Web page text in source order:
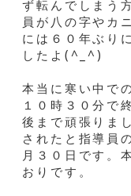
ず転んでしまう
員が八の字やカ
には６０年ぶり
したよ(^_^)
本当に寒い中で
１０時３０分で
後まで頑張りま
されたと指導員
月３０日です。
おりです。